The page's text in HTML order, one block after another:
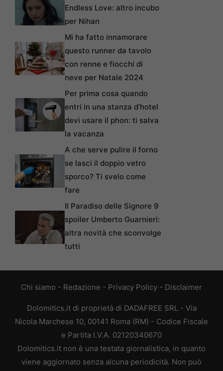
Endless Love: altro incubo
per Nihan
Mi ha fatto innamorare
questo runner da tavolo
con renne e fiocchi di
neve per Natale 2024
Per prima cosa quando
entri in una stanza d’hotel
devi usare il phon: ti salva
la vacanza
A che serve pulire il forno
se lasci il doppio vetro
sporco? Ti svelo come
fare
Il Paradiso delle Signore 9
spoiler Umberto Guarnieri:
altra novità che sconvolge
tutti
Chi siamo - Redazione - Privacy Policy - Disclaimer
Dolomitics.it di proprietà di DADAFREE SRL - Via
Nicola Marchese 10, 00141 Roma (RM) - Codice Fiscale
e Partita I.V.A. 02120340670
Dolomitics.it non è una testata giornalistica, in quanto
viene aggiornato senza alcuna periodicità. Non può